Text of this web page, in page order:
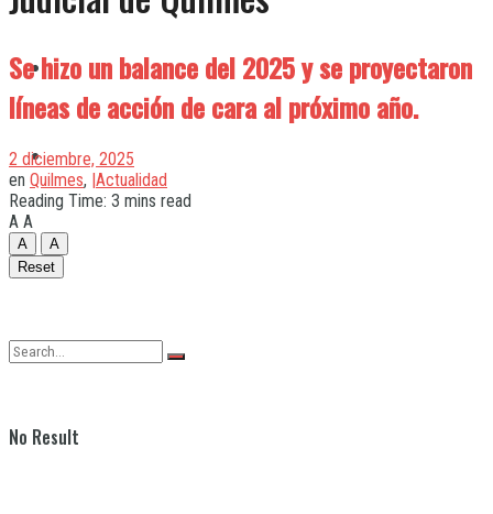
Quilmes
Varela
No Result
Se hizo un balance del 2025 y se proyectaron
líneas de acción de cara al próximo año.
2 diciembre, 2025
en Quilmes, |Actualidad
Reading Time: 3 mins read
A A
A
A
Reset